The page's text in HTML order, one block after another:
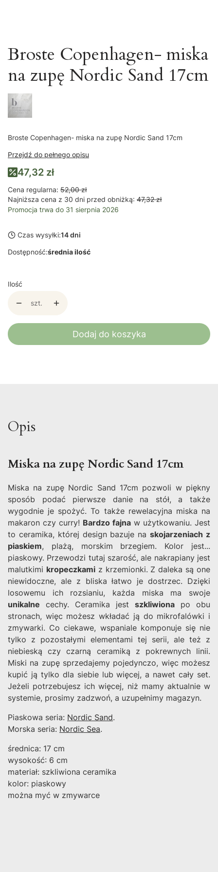
Broste Copenhagen- miska
na zupę Nordic Sand 17cm
Broste Copenhagen- miska na zupę Nordic Sand 17cm
Przejdź do pełnego opisu
47,32 zł
Cena regularna: 52,00 zł
Najniższa cena z 30 dni przed obniżką: 47,32 zł
Promocja trwa do 31 sierpnia 2026
Czas wysyłki:14 dni
Dostępność:średnia ilość
Ilość
szt.
Dodaj do koszyka
Opis
Miska na zupę Nordic Sand 17cm
Miska na zupę Nordic Sand 17cm pozwoli w piękny
sposób podać pierwsze danie na stół, a także
wygodnie je spożyć. To także rewelacyjna miska na
makaron czy curry! Bardzo fajna w użytkowaniu. Jest
to ceramika, której design bazuje naskojarzeniach z
piaskiem, plażą, morskim brzegiem. Kolor jest...
piaskowy. Przewodzi tutaj szarość, ale nakrapiany jest
malutkimi kropeczkamiz krzemionki. Z daleka są one
niewidoczne, ale z bliska łatwo je dostrzec. Dzięki
losowemu ich rozsianiu, każda miska ma swoje
unikalne cechy. Ceramika jest szkliwiona po obu
stronach, więc możesz wkładać ją do mikrofalówki i
zmywarki. Co ciekawe, wspaniale komponuje się nie
tylko z pozostałymi elementami tej serii, ale też z
niebieską czy czarną ceramiką z pokrewnych linii.
Miski na zupę sprzedajemy pojedynczo, więc możesz
kupić ją tylko dla siebie lub więcej, a nawet cały set.
Jeżeli potrzebujesz ich więcej, niż mamy aktualnie w
systemie, prosimy zadzwoń, a uzupełnimy magazyn.
Piaskowa seria: Nordic Sand.
Morska seria: Nordic Sea.
średnica: 17 cm
wysokość: 6 cm
materiał: szkliwiona ceramika
kolor: piaskowy
można myć w zmywarce